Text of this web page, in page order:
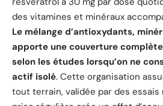
des vitamines et minéraux
Le mélange d’antioxydants,
apporte une couverture
selon les études lorsqu’on ne
actif isolé. Cette organisation
tout terrain, validée par des essais